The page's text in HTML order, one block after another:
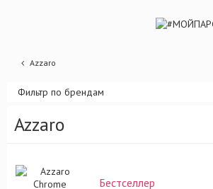
Azzaro
Фильтр по брендам
Azzaro
Бестселлер